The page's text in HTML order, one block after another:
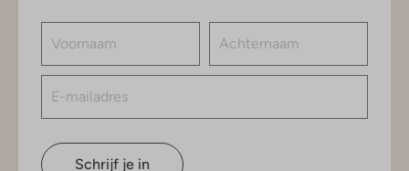
Schrijf je in